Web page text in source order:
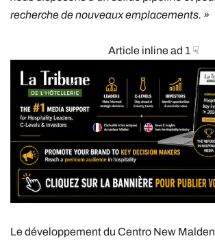
recherche de nouveaux emplacements. »
Article inline ad 1 ☟
Le développement du Centro New Malden